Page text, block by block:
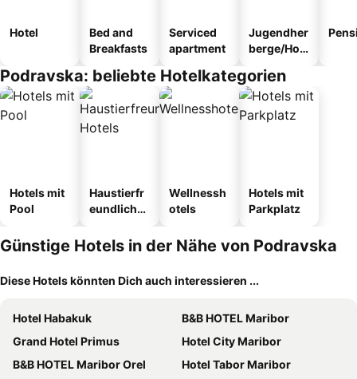
Hotel
Bed and
Breakfasts
Serviced
apartment
Jugendher
berge/Hos
Podravska: beliebte Hotelkategorien
Hotels mit
Pool
Haustierfr
eundliche
Wellnessh
otels
Hotels mit
Parkplatz
Günstige Hotels in der Nähe von Podravska
Diese Hotels könnten Dich auch interessieren ...
Hotel Habakuk
B&B HOTEL Maribor
Grand Hotel Primus
Hotel City Maribor
B&B HOTEL Maribor Orel
Hotel Tabor Maribor